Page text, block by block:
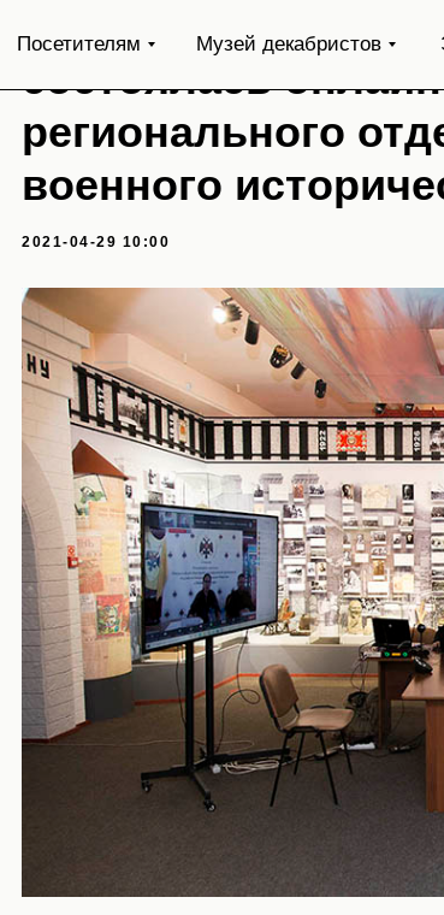
Посетителям Музей декабристов
В Забайкальском
состоялась
регионального
военного
2021-04-29 10:00